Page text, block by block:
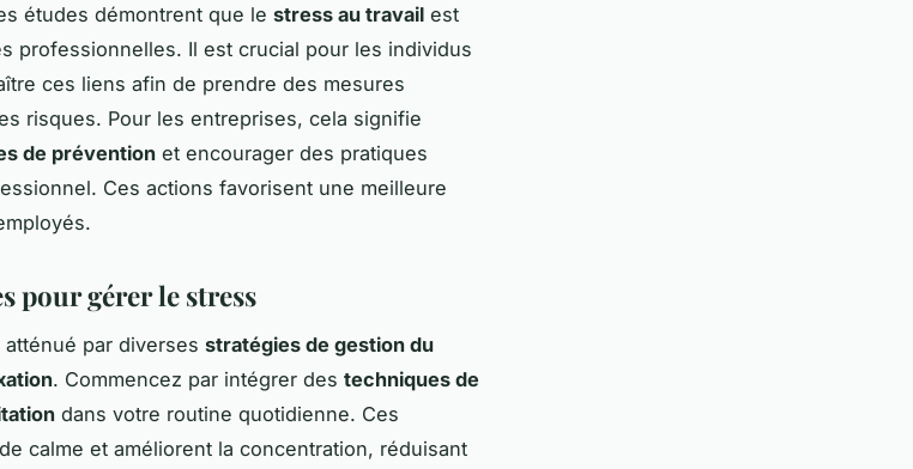
études démontrent que le stress au travail est
professionnelles. Il est crucial pour les individus
ces liens afin de prendre des mesures
risques. Pour les entreprises, cela signifie
de prévention et encourager des pratiques
Ces actions favorisent une meilleure
pour gérer le stress
par diverses stratégies de gestion du
. Commencez par intégrer des techniques de
dans votre routine quotidienne. Ces
calme et améliorent la concentration, réduisant